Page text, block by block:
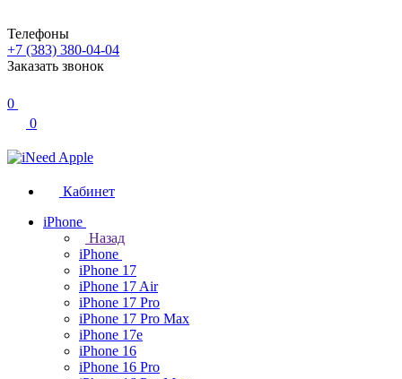
Телефоны
+7 (383) 380-04-04
Заказать звонок
0
0
Кабинет
iPhone
Назад
iPhone
iPhone 17
iPhone 17 Air
iPhone 17 Pro
iPhone 17 Pro Max
iPhone 17e
iPhone 16
iPhone 16 Pro